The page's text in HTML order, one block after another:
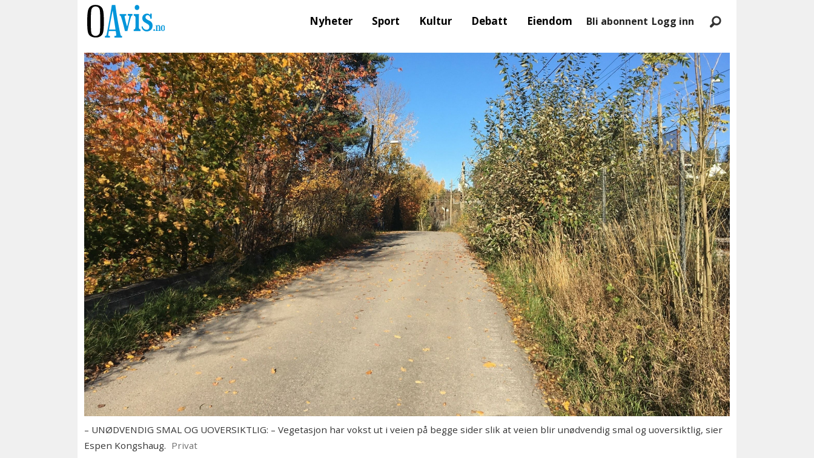
Nyheter Sport Kultur Debatt Eiendom Bli abonnent Logg inn
– UNØDVENDIG SMAL OG UOVERSIKTLIG: – Vegetasjon har vokst ut i veien på begge sider slik at veien blir unødvendig smal og uoversiktlig, sier
Espen Kongshaug. Privat